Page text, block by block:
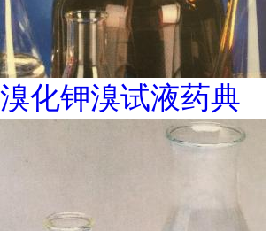
溴化钾溴试液药典